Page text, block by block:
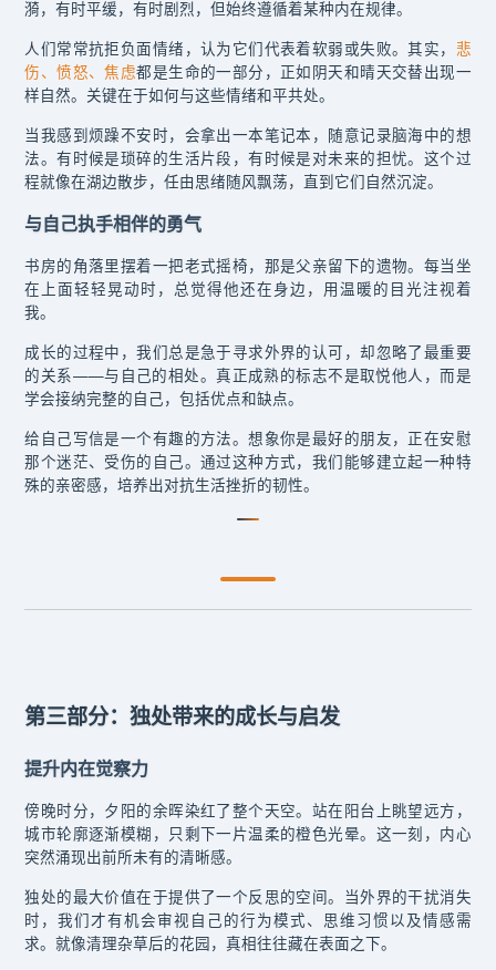
漪，有时平缓，有时剧烈，但始终遵循着某种内在规律。
人们常常抗拒负面情绪，认为它们代表着软弱或失败。其实， 悲
伤、愤怒、焦虑都是生命的一部分，正如阴天和晴天交替出现一
样自然。关键在于如何与这些情绪和平共处。
当我感到烦躁不安时，会拿出一本笔记本，随意记录脑海中的想
法。有时候是琐碎的生活片段，有时候是对未来的担忧。这个过
程就像在湖边散步，任由思绪随风飘荡，直到它们自然沉淀。
与自己执手相伴的勇气
书房的角落里摆着一把老式摇椅，那是父亲留下的遗物。每当坐
在上面轻轻晃动时，总觉得他还在身边，用温暖的目光注视着
我。
成长的过程中，我们总是急于寻求外界的认可，却忽略了最重要
的关系——与自己的相处。真正成熟的标志不是取悦他人，而是
学会接纳完整的自己，包括优点和缺点。
给自己写信是一个有趣的方法。想象你是最好的朋友，正在安慰
那个迷茫、受伤的自己。通过这种方式，我们能够建立起一种特
殊的亲密感，培养出对抗生活挫折的韧性。
第三部分：独处带来的成长与启发
提升内在觉察力
傍晚时分，夕阳的余晖染红了整个天空。站在阳台上眺望远方，
城市轮廓逐渐模糊，只剩下一片温柔的橙色光晕。这一刻，内心
突然涌现出前所未有的清晰感。
独处的最大价值在于提供了一个反思的空间。当外界的干扰消失
时，我们才有机会审视自己的行为模式、思维习惯以及情感需
求。就像清理杂草后的花园，真相往往藏在表面之下。